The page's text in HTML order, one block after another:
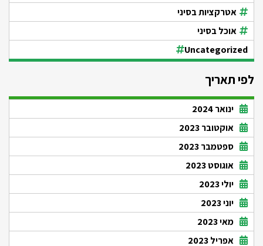
אטרקציות בסיני
אוכל בסיני
Uncategorized
לפי תאריך
ינואר 2024
אוקטובר 2023
ספטמבר 2023
אוגוסט 2023
יולי 2023
יוני 2023
מאי 2023
אפריל 2023